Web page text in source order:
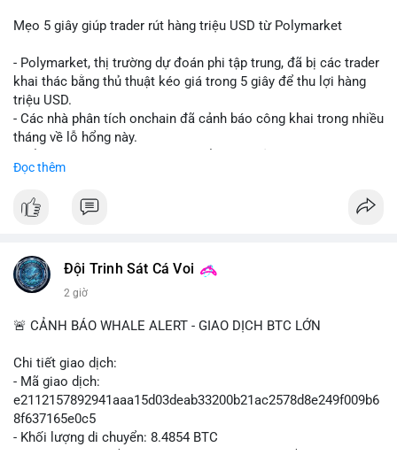
Mẹo 5 giây giúp trader rút hàng triệu USD từ Polymarket
- Polymarket, thị trường dự đoán phi tập trung, đã bị các trader
khai thác bằng thủ thuật kéo giá trong 5 giây để thu lợi hàng
triệu USD.
- Các nhà phân tích onchain đã cảnh báo công khai trong nhiều
tháng về lỗ hổng này.
bình theo thời gian (time-weighted prices), khiến việc đẩy giá
- Động thái này nhằm bảo vệ tính toàn vẹn của thị trường và
#polymarket #cryptonews #defi #marketintegrity
📰 Nguồn: CoinDesk
Đọc thêm
Đội Trinh Sát Cá Voi
2 giờ
🚨 CẢNH BÁO WHALE ALERT - GIAO DỊCH BTC LỚN
Chi tiết giao dịch:
- Mã giao dịch:
e2112157892941aaa15d03deab33200b21ac2578d8e249f009b6
8f637165e0c5
- Khối lượng di chuyển: 8.4854 BTC